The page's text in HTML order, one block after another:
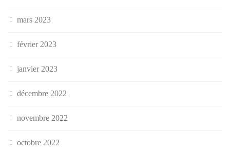
mars 2023
février 2023
janvier 2023
décembre 2022
novembre 2022
octobre 2022